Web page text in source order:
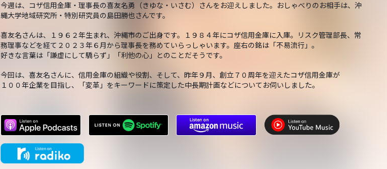
今週は、コザ信用金庫・理事長の喜友名勇（きゆな・いさむ）さんをお迎えしました。おしゃべりのお相手は、沖
縄大学地域研究所・特別研究員の島田勝也さんです。
喜友名さんは、１９６２年生まれ、沖縄市のご出身です。１９８４年にコザ信用金庫に入庫。リスク管理部長、常
務理事などを経て２０２３年６月から理事長を務めていらっしゃいます。座右の銘は「不易流行」。
好きな言葉は「謙虚にして驕らず」「利他の心」とのことだそうです。
今回は、喜友名さんに、信用金庫の組織や役割、そして、昨年９月、創立７０周年を迎えたコザ信用金庫が
１００年企業を目指し、「変革」をキーワードに策定した中長期計画などについてお伺いしました。